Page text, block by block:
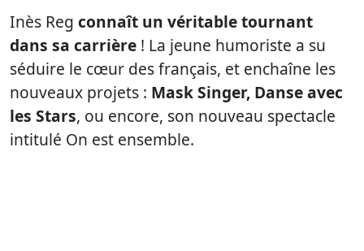
Inès Reg connaît un véritable tournant
dans sa carrière ! La jeune humoriste a su
séduire le cœur des français, et enchaîne les
nouveaux projets : Mask Singer, Danse avec
les Stars, ou encore, son nouveau spectacle
intitulé On est ensemble.